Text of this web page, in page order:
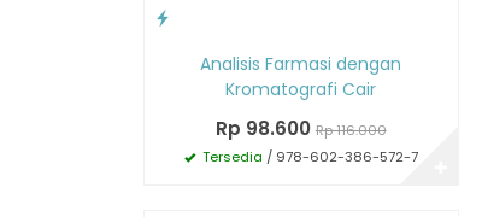
Analisis Farmasi dengan
Kromatografi Cair
Rp 98.600 Rp 116.000
Tersedia / 978-602-386-572-7